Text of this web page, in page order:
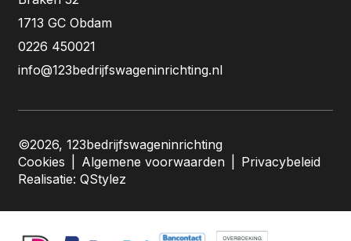
1713 GC Obdam
0226 450021
info@123bedrijfswageninrichting.nl
©2026, 123bedrijfswageninrichting
Cookies
Algemene voorwaarden
Privacybeleid
Realisatie: QStylez